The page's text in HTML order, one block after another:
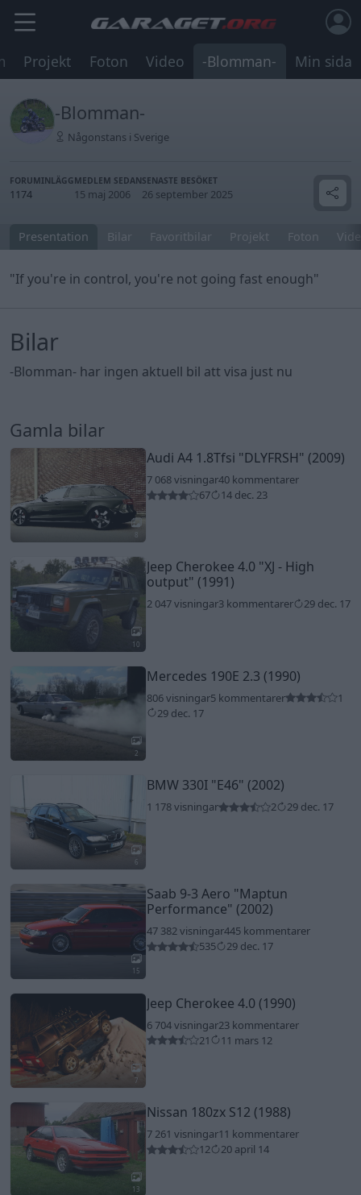
Projekt Foton Video -Blomman- Min sida
-Blomman-
Någonstans i Sverige
FORUMINLÄGG
1174
MEDLEM SEDAN
15 maj 2006
SENASTE BESÖKET
26 september 2025
Presentation Bilar Favoritbilar Projekt Foton
"If you're in control, you're not going fast enough"
Bilar
-Blomman- har ingen aktuell bil att visa just nu
Gamla bilar
8
Audi A4 1.8Tfsi "DLYFRSH" (2009)
7 068 visningar40 kommentarer
67
14 dec. 23
10
Jeep Cherokee 4.0 "XJ - High
output" (1991)
2 047 visningar3 kommentarer 29 dec. 17
2
Mercedes 190E 2.3 (1990)
806 visningar5 kommentarer
1
29 dec. 17
6
BMW 330I "E46" (2002)
1 178 visningar 2 29 dec. 17
15
Saab 9-3 Aero "Maptun
Performance" (2002)
47 382 visningar445 kommentarer
535
29 dec. 17
7
Jeep Cherokee 4.0 (1990)
6 704 visningar23 kommentarer
21
11 mars 12
13
Nissan 180zx S12 (1988)
7 261 visningar11 kommentarer
12
20 april 14